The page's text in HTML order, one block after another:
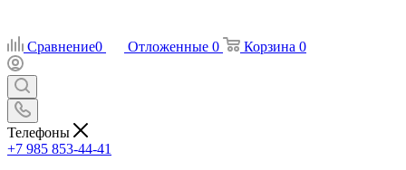
Сравнение0 Отложенные 0 Корзина 0
Телефоны
+7 985 853-44-41